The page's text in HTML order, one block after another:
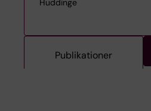
Huddinge
Publikationer